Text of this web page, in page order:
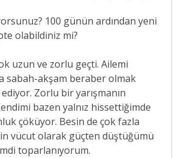
100 günün ardından yeni
olabildiniz mi?
uzun ve zorlu geçti. Ailemi
sabah-akşam beraber olmak
Zorlu bir yarışmanın
bazen yalnız hissettiğimde
çöküyor. Besin de çok fazla
vücut olarak güçten düştüğümü
toparlanıyorum.